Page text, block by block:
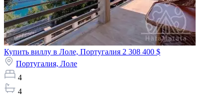
Купить виллу в Лоле, Португалия 2 308 400 $
Португалия, Лоле
4
4